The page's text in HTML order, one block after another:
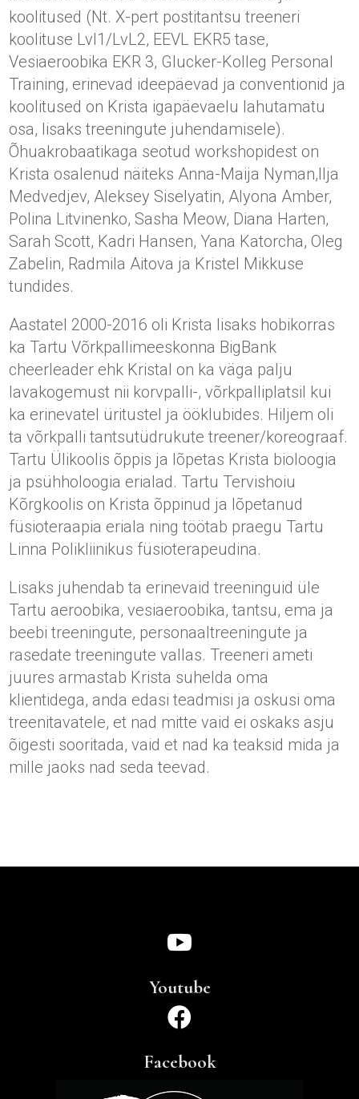
koolitused (Nt. X-pert postitantsu treeneri
koolituse Lvl1/LvL2, EEVL EKR5 tase,
Vesiaeroobika EKR 3, Glucker-Kolleg Personal
Training, erinevad ideepäevad ja conventionid ja
koolitused on Krista igapäevaelu lahutamatu
osa, lisaks treeningute juhendamisele).
Õhuakrobaatikaga seotud workshopidest on
Krista osalenud näiteks Anna-Maija Nyman,Ilja
Medvedjev, Aleksey Siselyatin, Alyona Amber,
Polina Litvinenko, Sasha Meow, Diana Harten,
Sarah Scott, Kadri Hansen, Yana Katorcha, Oleg
Zabelin, Radmila Aitova ja Kristel Mikkuse
tundides.
Aastatel 2000-2016 oli Krista lisaks hobikorras
ka Tartu Võrkpallimeeskonna BigBank
cheerleader ehk Kristal on ka väga palju
lavakogemust nii korvpalli-, võrkpalliplatsil kui
ka erinevatel üritustel ja ööklubides. Hiljem oli
ta võrkpalli tantsutüdrukute treener/koreograaf.
Tartu Ülikoolis õppis ja lõpetas Krista bioloogia
ja psühholoogia erialad. Tartu Tervishoiu
Kõrgkoolis on Krista õppinud ja lõpetanud
füsioteraapia eriala ning töötab praegu Tartu
Linna Polikliinikus füsioterapeudina.
Lisaks juhendab ta erinevaid treeninguid üle
Tartu aeroobika, vesiaeroobika, tantsu, ema ja
beebi treeningute, personaaltreeningute ja
rasedate treeningute vallas. Treeneri ameti
juures armastab Krista suhelda oma
klientidega, anda edasi teadmisi ja oskusi oma
treenitavatele, et nad mitte vaid ei oskaks asju
õigesti sooritada, vaid et nad ka teaksid mida ja
mille jaoks nad seda teevad.

Youtube

Facebook